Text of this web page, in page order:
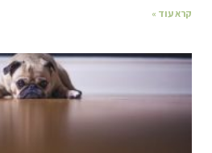
קרא עוד »